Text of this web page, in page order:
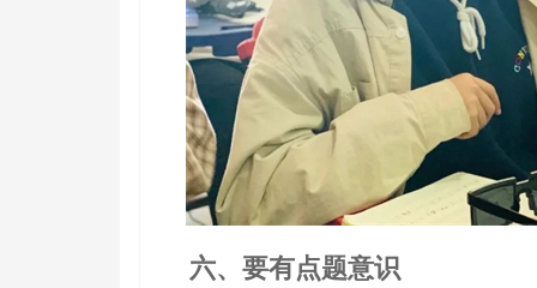
六、要有点题意识